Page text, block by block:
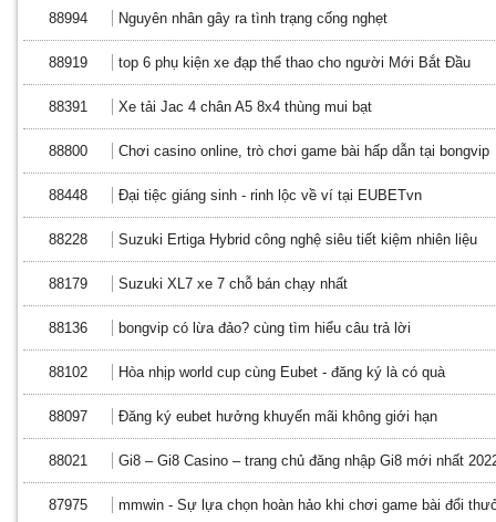
88994 Nguyên nhân gây ra tình trạng cống nghẹt
88919 top 6 phụ kiện xe đạp thể thao cho người Mới Bắt Đầu
88391 Xe tải Jac 4 chân A5 8x4 thùng mui bạt
88800 Chơi casino online, trò chơi game bài hấp dẫn tại bongvip
88448 Đại tiệc giáng sinh - rinh lộc về ví tại EUBETvn
88228 Suzuki Ertiga Hybrid công nghệ siêu tiết kiệm nhiên liệu
88179 Suzuki XL7 xe 7 chỗ bán chạy nhất
88136 bongvip có lừa đảo? cùng tìm hiểu câu trả lời
88102 Hòa nhịp world cup cùng Eubet - đăng ký là có quà
88097 Đăng ký eubet hưởng khuyến mãi không giới hạn
88021 Gi8 – Gi8 Casino – trang chủ đăng nhập Gi8 mới nhất
87975 mmwin - Sự lựa chọn hoàn hảo khi chơi game bài đổi